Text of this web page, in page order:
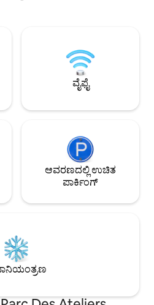
ಡ್ರೈಯರ್). ವಿಲ್ಲಾ
ವೈಫೈ
ಆವರಣದಲ್ಲಿ ಉಚಿತ
ಪಾರ್ಕಿಂಗ್